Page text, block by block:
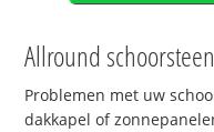
Allround
Problemen met uw
dakkapel of